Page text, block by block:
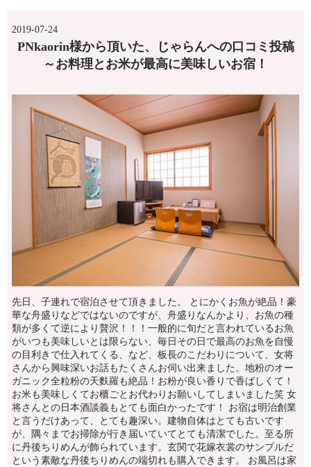
2019-07-24
PNkaorin様から頂いた、じゃらんへの口コミ投稿
～お料理とお米が最高に美味しいお宿！
先日、子連れで宿泊させて頂きました。 とにかくお魚が絶品！豪
華な舟盛りなどではないのですが、舟盛りなんかより、お魚の種
類が多くて逆により贅沢！！！一般的に旬だと言われているお魚
がいつも美味しいとは限らない、毎日その日で最高のお魚を自慢
の目利きで仕入れてくる、など、板長のこだわりについて、女将
さんから興味深いお話もたくさんお伺い出来ました。地粉のオー
ガニック全粒粉の天麩羅も絶品！お粉が良い香りで香ばしくて！
お米も美味しくてお櫃ごとお代わりお願いしてしまいました笑 女
将さんとの日本酒談義もとても面白かったです！ お宿は明治創業
と言うだけあって、とても趣深い。建物自体はとても古いです
が、隅々までお掃除が行き届いていてとても清潔でした。至る所
に丹後ちりめんが飾られています。玄関で花嫁衣裳のサンプルだ
という素敵な丹後ちりめんの端切れも購入できます。 お風呂は家